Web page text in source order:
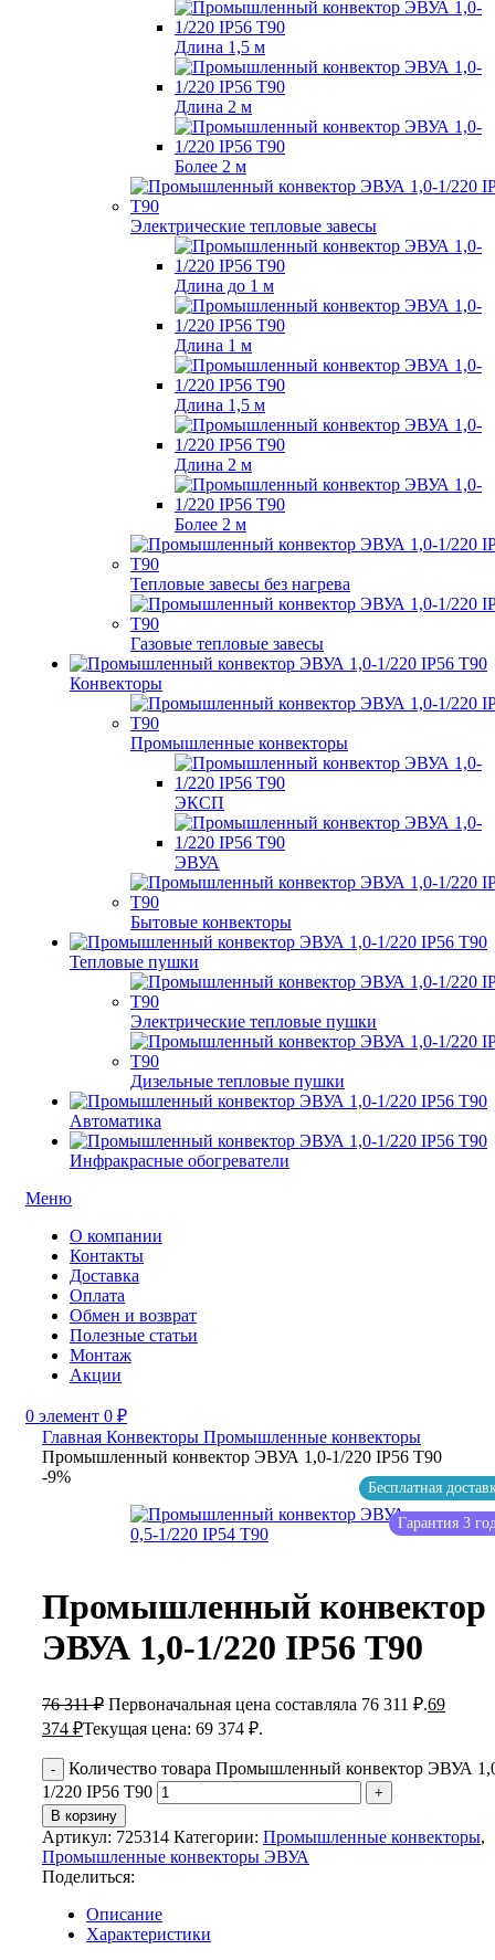
Длина 1,5 м
Длина 2 м
Более 2 м
Электрические тепловые завесы
Длина до 1 м
Длина 1 м
Длина 1,5 м
Длина 2 м
Более 2 м
Тепловые завесы без нагрева
Газовые тепловые завесы
Конвекторы
Промышленные конвекторы
ЭКСП
ЭВУА
Бытовые конвекторы
Тепловые пушки
Электрические тепловые пушки
Дизельные тепловые пушки
Автоматика
Инфракрасные обогреватели
Меню
О компании
Контакты
Доставка
Оплата
Обмен и возврат
Полезные статьи
Монтаж
Акции
0 элемент 0 ₽
Главная Конвекторы Промышленные конвекторы
Промышленный конвектор ЭВУА 1,0-1/220 IP56 Т90
-9%
Бесплатная
Гарантия 3
Промышленный конвектор
ЭВУА 1,0-1/220 IP56 Т90
76 311₽ Первоначальная цена составляла 76 311 ₽.69
374 ₽Текущая цена: 69 374 ₽.
Количество товара Промышленный конвектор ЭВУА
1/220 IP56 Т90
В корзину
Артикул: 725314 Категории: Промышленные конвекторы,
Промышленные конвекторы ЭВУА
Поделиться:
Описание
Характеристики